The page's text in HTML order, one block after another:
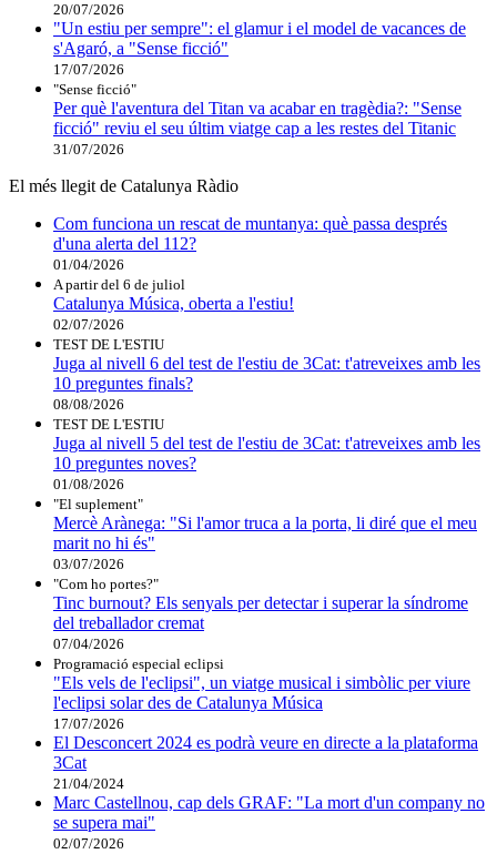
20/07/2026
"Un estiu per sempre": el glamur i el model de vacances de
s'Agaró, a "Sense ficció"
17/07/2026
"Sense ficció"
Per què l'aventura del Titan va acabar en tragèdia?: "Sense
ficció" reviu el seu últim viatge cap a les restes del Titanic
31/07/2026
El més llegit de Catalunya Ràdio
Com funciona un rescat de muntanya: què passa després
d'una alerta del 112?
01/04/2026
A partir del 6 de juliol
Catalunya Música, oberta a l'estiu!
02/07/2026
TEST DE L'ESTIU
Juga al nivell 6 del test de l'estiu de 3Cat: t'atreveixes amb les
10 preguntes finals?
08/08/2026
TEST DE L'ESTIU
Juga al nivell 5 del test de l'estiu de 3Cat: t'atreveixes amb les
10 preguntes noves?
01/08/2026
"El suplement"
Mercè Arànega: "Si l'amor truca a la porta, li diré que el meu
marit no hi és"
03/07/2026
"Com ho portes?"
Tinc burnout? Els senyals per detectar i superar la síndrome
del treballador cremat
07/04/2026
Programació especial eclipsi
"Els vels de l'eclipsi", un viatge musical i simbòlic per viure
l'eclipsi solar des de Catalunya Música
17/07/2026
El Desconcert 2024 es podrà veure en directe a la plataforma
3Cat
21/04/2024
Marc Castellnou, cap dels GRAF: "La mort d'un company no
se supera mai"
02/07/2026